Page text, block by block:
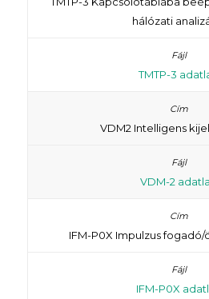
hálózati
TMTP-3
VDM2 Intelligens
VDM-2
IFM-P0X Impulzus
IFM-P0X